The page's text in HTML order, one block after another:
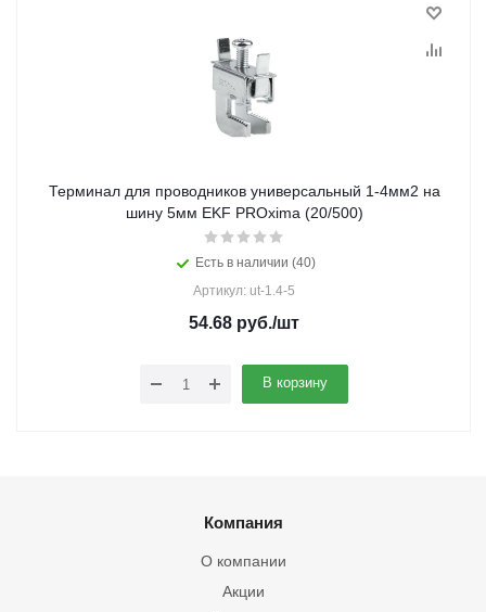
Терминал для проводников универсальный 1-4мм2 на
шину 5мм EKF PROxima (20/500)
Есть в наличии (40)
Артикул: ut-1.4-5
54.68 руб./шт
В корзину
Компания
О компании
Акции